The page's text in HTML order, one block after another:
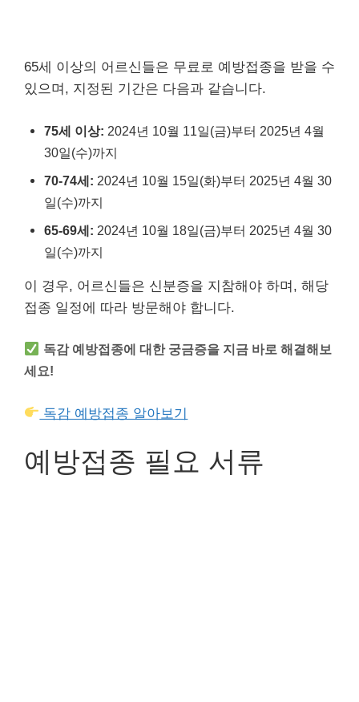
65세 이상의 어르신들은 무료로 예방접종을 받을 수
있으며, 지정된 기간은 다음과 같습니다.
75세 이상: 2024년 10월 11일(금)부터 2025년 4월
30일(수)까지
70-74세: 2024년 10월 15일(화)부터 2025년 4월 30
일(수)까지
65-69세: 2024년 10월 18일(금)부터 2025년 4월 30
일(수)까지
이 경우, 어르신들은 신분증을 지참해야 하며, 해당
접종 일정에 따라 방문해야 합니다.
독감 예방접종에 대한 궁금증을 지금 바로 해결해보
세요!
독감 예방접종 알아보기
예방접종 필요 서류